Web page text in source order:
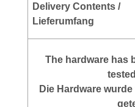
Delivery Contents /
Lieferumfang
The hardware has
Die Hardware